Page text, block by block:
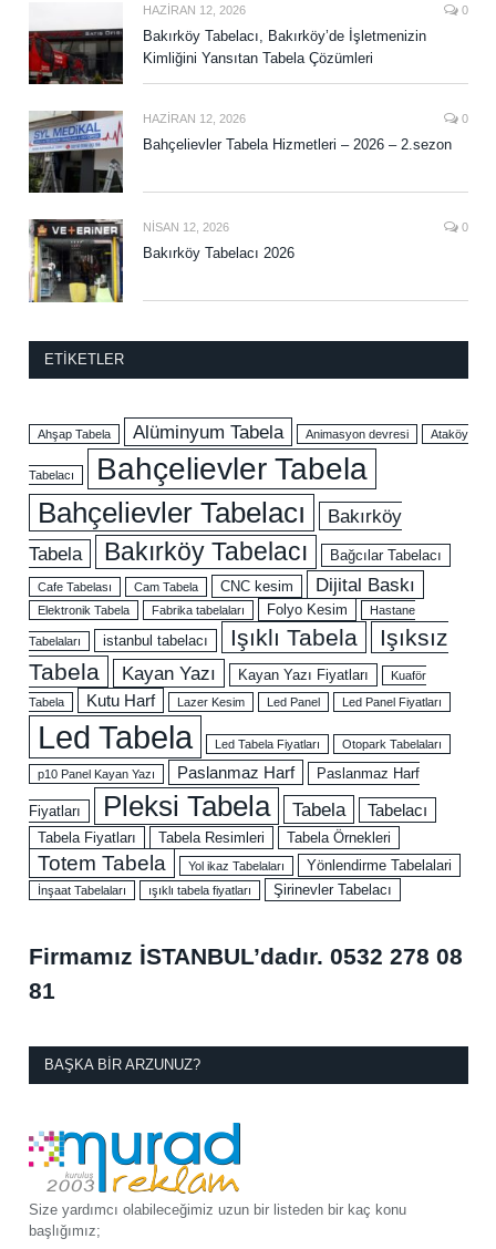
HAZIRAN 12, 2026 0
Bakırköy Tabelacı, Bakırköy’de İşletmenizin
Kimliğini Yansıtan Tabela Çözümleri
HAZIRAN 12, 2026 0
Bahçelievler Tabela Hizmetleri – 2026 – 2.sezon
NISAN 12, 2026 0
Bakırköy Tabelacı 2026
ETIKETLER
Ahşap Tabela Alüminyum Tabela Animasyon devresi Ataköy
Tabelacı Bahçelievler Tabela
Bahçelievler Tabelacı
Bakırköy
Tabela
Bakırköy Tabelacı Bağcılar Tabelacı
Cafe Tabelası Cam Tabela CNC kesim Dijital Baskı
Elektronik Tabela Fabrika tabelaları Folyo Kesim Hastane
Tabelaları istanbul tabelacı Işıklı Tabela
Işıksız
Tabela
Kayan Yazı Kayan Yazı Fiyatları
Kuaför
Tabela
Kutu Harf Lazer Kesim Led Panel Led Panel Fiyatları
Led Tabela Led Tabela Fiyatları Otopark Tabelaları
p10 Panel Kayan Yazı Paslanmaz Harf Paslanmaz Harf
Fiyatları Pleksi Tabela Tabela Tabelacı
Tabela Fiyatları Tabela Resimleri Tabela Örnekleri
Totem Tabela Yol ikaz Tabelaları Yönlendirme Tabelalari
İnşaat Tabelaları ışıklı tabela fiyatları Şirinevler Tabelacı
Firmamız İSTANBUL’dadır. 0532 278 08
81
BAŞKA BIR ARZUNUZ?
Size yardımcı olabileceğimiz uzun bir listeden bir kaç konu
başlığımız;